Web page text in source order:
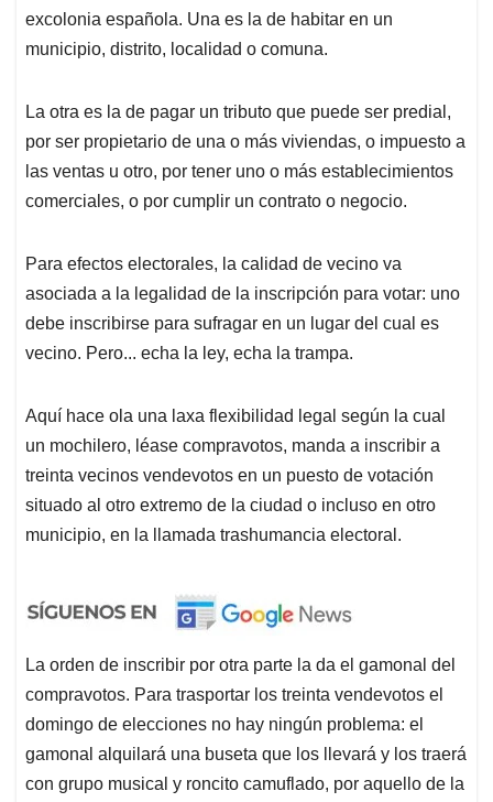
excolonia española. Una es la de habitar en un
municipio, distrito, localidad o comuna.
La otra es la de pagar un tributo que puede ser predial,
por ser propietario de una o más viviendas, o impuesto a
las ventas u otro, por tener uno o más establecimientos
comerciales, o por cumplir un contrato o negocio.
Para efectos electorales, la calidad de vecino va
asociada a la legalidad de la inscripción para votar: uno
debe inscribirse para sufragar en un lugar del cual es
vecino. Pero... echa la ley, echa la trampa.
Aquí hace ola una laxa flexibilidad legal según la cual
un mochilero, léase compravotos, manda a inscribir a
treinta vecinos vendevotos en un puesto de votación
situado al otro extremo de la ciudad o incluso en otro
municipio, en la llamada trashumancia electoral.
La orden de inscribir por otra parte la da el gamonal del
compravotos. Para trasportar los treinta vendevotos el
domingo de elecciones no hay ningún problema: el
gamonal alquilará una buseta que los llevará y los traerá
con grupo musical y roncito camuflado, por aquello de la